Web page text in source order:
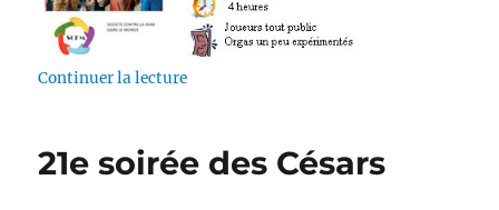
Continuer la lecturede « Charité Biz’ness »
21e soirée des Césars